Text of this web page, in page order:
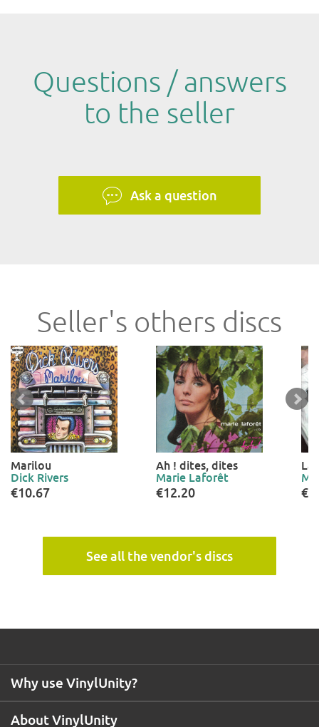
Questions / answers
to the seller
Ask a question
Seller's others discs
Marilou
Dick Rivers
€10.67
Ah ! dites, dites
Marie Laforêt
€12.20
La
See all the vendor's discs
About VinylUnity
Why use VinylUnity?